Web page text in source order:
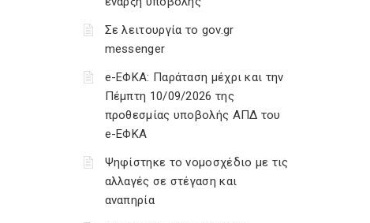
Σε λειτουργία το gov.gr
messenger
e-ΕΦΚΑ: Παράταση μέχρι και την
Πέμπτη 10/09/2026 της
προθεσμίας υποβολής ΑΠΔ του
e-ΕΦΚΑ
Ψηφίστηκε το νομοσχέδιο με τις
αλλαγές σε στέγαση και
αναπηρία